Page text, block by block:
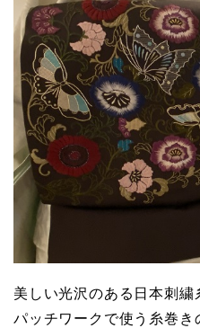
美しい光沢のある日本刺繍
パッチワークで使う糸巻